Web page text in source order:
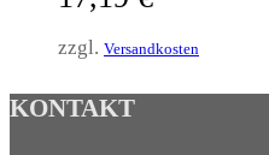
zzgl. Versandkosten
KONTAKT